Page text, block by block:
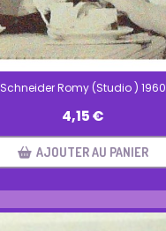
Schneider Romy (Studio ) 1960
4,15€
AJOUTER AU PANIER